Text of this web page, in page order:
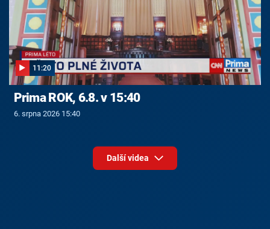
11:20
Prima ROK, 6.8. v 15:40
6. srpna 2026 15:40
Další videa